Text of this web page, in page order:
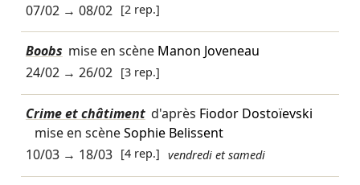
07/02→ 08/02 [2 rep.]
Boobs mise en scène Manon Joveneau
24/02→ 26/02 [3 rep.]
Crime et châtiment d'après Fiodor Dostoïevski
mise en scèneSophie Belissent
10/03→ 18/03 [4 rep.] vendredi et samedi